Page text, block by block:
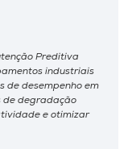
Preditiva
industriais
de desempenho em
de degradação
e otimizar